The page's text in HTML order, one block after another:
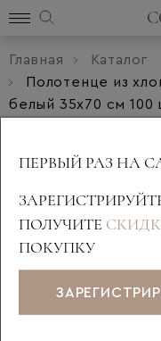
Главная
Каталог
Полотенце из
белый 35х70 см
ПЕРВЫЙ РАЗ НА
ПОЛУЧИТЕ
ПОКУПКУ